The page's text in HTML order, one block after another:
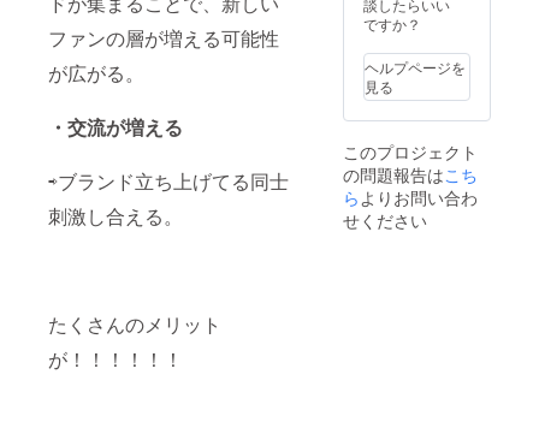
ファンの層が増える可能性
が広がる。
・交流が増える
⇨ブランド立ち上げてる同士
刺激し合える。
たくさんのメリット
が！！！！！！
場合 音
タ、パ
ンフ
レット
掲載内
メール
のやり
取りで
行いま
す。
示会紹
パレル
ブラン
ド紹
介、
ティス
ト紹
介、リ
ターン
支援者
談したらいい
ですか？
ヘルプページを
見る
このプロジェクト
の問題報告はこち
らよりお問い合わ
せください